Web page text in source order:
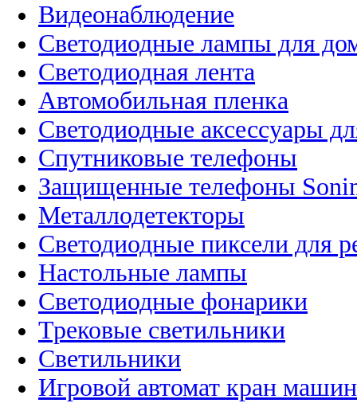
Видеонаблюдение
Светодиодные лампы для
Светодиодная лента
Автомобильная пленка
Светодиодные аксессуары
Спутниковые телефоны
Защищенные телефоны
Металлодетекторы
Светодиодные пиксели для
Настольные лампы
Светодиодные фонарики
Трековые светильники
Светильники
Игровой автомат кран